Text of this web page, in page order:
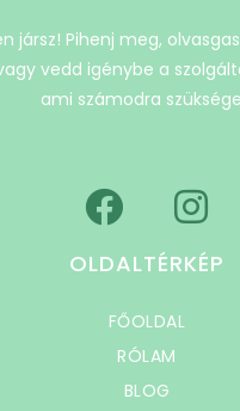
jársz! Pihenj meg,
vedd igénybe a
ami számodra
OLDALTÉRKÉP
FŐOLDAL
RÓLAM
BLOG